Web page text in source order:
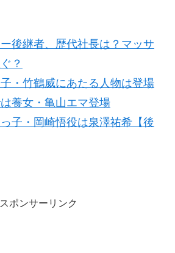
後継者、歴代社長は？マッサ
？
子・竹鶴威にあたる人物は登場
養女・亀山エマ登場
っ子・岡崎悟役は泉澤祐希【後
スポンサーリンク